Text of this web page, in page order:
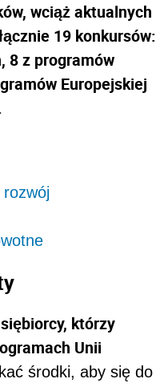
wciąż aktualnych
19 konkursów:
8 z programów
Europejskiej
którzy
Unii
środki, aby się do